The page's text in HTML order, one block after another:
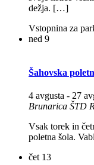
dežja. […]
Vstopnina za
ned 9
Šahovska
4 avgusta - 27
Brunarica ŠTD
Vsak torek in
poletna šola.
čet 13